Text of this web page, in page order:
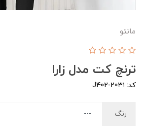
مانتو
ترنچ کت مدل زارا
کد: J402-20۳۱
رنگ